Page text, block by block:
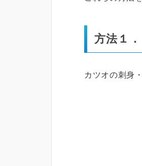
方法１
カツオの刺身